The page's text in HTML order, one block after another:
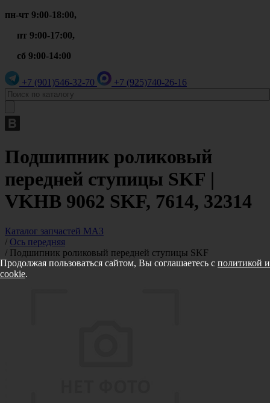
пн-чт 9:00-18:00,
пт 9:00-17:00,
сб 9:00-14:00
+7 (901)546-32-70 +7 (925)740-26-16
Подшипник роликовый
передней ступицы SKF |
VKHB 9062 SKF, 7614, 32314
Каталог запчастей МАЗ
/ Ось передняя
/ Подшипник роликовый передней ступицы SKF
Продолжая пользоваться сайтом, Вы соглашаетесь с политикой
cookie.